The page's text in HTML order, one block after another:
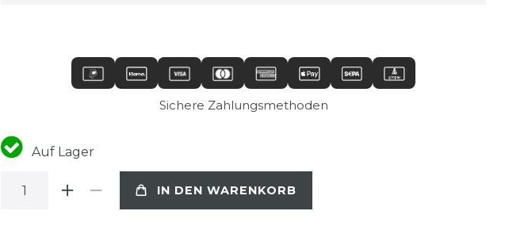
Sichere Zahlungsmethoden
Auf Lager
IN DEN WARENKORB